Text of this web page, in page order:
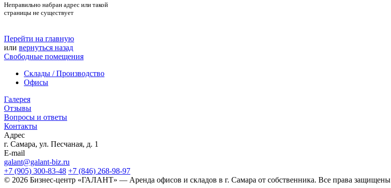
Неправильно набран адрес или такой
страницы не существует
Перейти на главную
или вернуться назад
Свободные помещения
Склады / Производство
Офисы
Галерея
Отзывы
Вопросы и ответы
Контакты
Адрес
г. Самара, ул. Песчаная, д. 1
E-mail
galant@galant-biz.ru
+7 (905) 300-83-48 +7 (846) 268-98-97
© 2026 Бизнес-центр «ГАЛАНТ» — Аренда офисов и складов в г. Самара от собственника. Все права защищены